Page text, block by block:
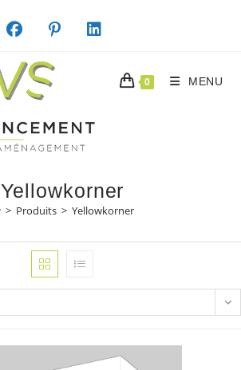
0 MENU
Yellowkorner
> Produits > Yellowkorner